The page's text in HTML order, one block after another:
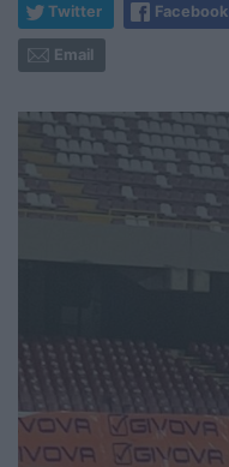
Twitter Facebook
Email